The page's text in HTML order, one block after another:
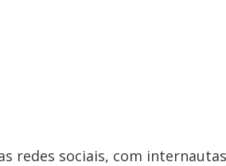
redes sociais, com